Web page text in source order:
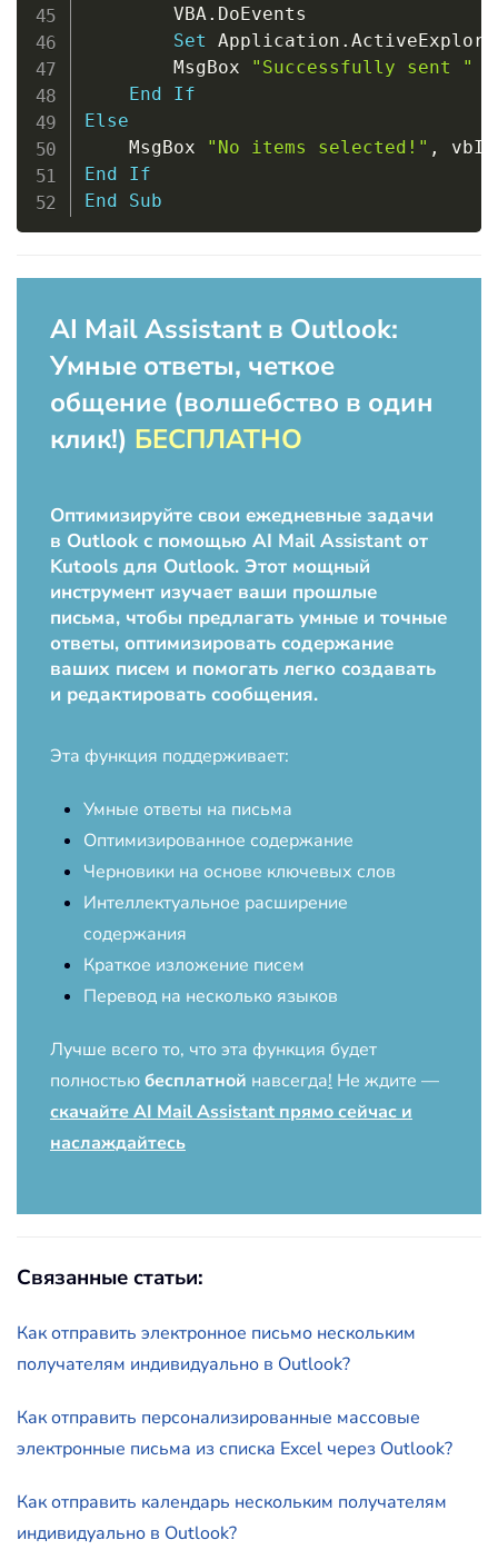
        VBA
. DoEvents
Set Application .
        MsgBox
"Successfully sent "
End
If
Else
    MsgBox
"No items selected!" ,
End
If
End
Sub
AI Mail Assistant в Outlook:
Умные ответы, четкое
общение (волшебство в один
клик!) БЕСПЛАТНО
Оптимизируйте свои ежедневные задачи
в Outlook с помощью AI Mail Assistant от
Kutools для Outlook. Этот мощный
инструмент изучает ваши прошлые
письма, чтобы предлагать умные и точные
ответы, оптимизировать содержание
ваших писем и помогать легко создавать
и редактировать сообщения.
Эта функция поддерживает:
Умные ответы на письма
Оптимизированное содержание
Черновики на основе ключевых слов
Интеллектуальное расширение
содержания
Краткое изложение писем
Перевод на несколько языков
Лучше всего то, что эта функция будет
полностьюбесплатной навсегда! Не ждите —
скачайте AI Mail Assistant прямо сейчас и
наслаждайтесь
Связанные статьи:
Как отправить электронное письмо нескольким
получателям индивидуально в Outlook?
Как отправить персонализированные массовые
электронные письма из списка Excel через Outlook?
Как отправить календарь нескольким получателям
индивидуально в Outlook?